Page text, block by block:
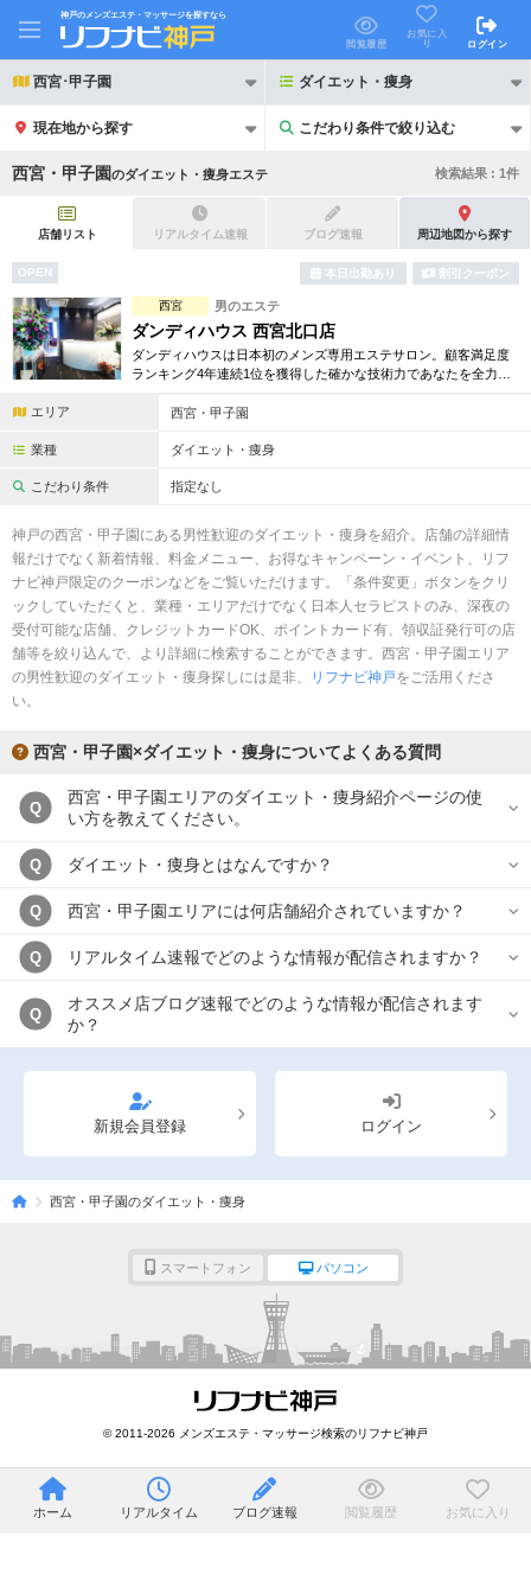
神戸のメンズエステ・マッサージを探すなら
閲覧履歴
お気に入
り
ログイン
西宮･甲子園 ダイエット・痩身
現在地から探す こだわり条件で絞り込む
こだわり条件で絞り込む
21時以降も受付
初回割引あり リピーター割引あり
キャッシュレス決済OK
2名様歓迎
完全個室 半個室あり
ペアルームあり シャワー室完備
フットバスあり 岩盤浴あり
専用駐車場あり 有資格者在籍
駅から徒歩5分以内
こだわり条件を変更
西宮・甲子園のダイエット・痩身エステ 検索結果 : 1件
店舗リスト リアルタイム速報 ブログ速報 周辺地図から探す
OPEN 本日出勤あり 割引クーポン
西宮 男のエステ
ダンディハウス 西宮北口店
ダンディハウスは日本初のメンズ専用エステサロン。顧客満足度
ランキング4年連続1位を獲得した確かな技術力であなたを全力サ
ースも取り揃えています。
エリア 西宮・甲子園
業種 ダイエット・痩身
こだわり条件 指定なし
神戸の西宮・甲子園にある男性歓迎のダイエット・痩身を紹介。店舗の詳細情
報だけでなく新着情報、料金メニュー、お得なキャンペーン・イベント、リフ
ナビ神戸限定のクーポンなどをご覧いただけます。「条件変更」ボタンをクリ
ックしていただくと、業種・エリアだけでなく日本人セラピストのみ、深夜の
受付可能な店舗、クレジットカードOK、ポイントカード有、領収証発行可の店
舗等を絞り込んで、より詳細に検索することができます。西宮・甲子園エリア
の男性歓迎のダイエット・痩身探しには是非、
リフナビ神戸をご活用くださ
い。
西宮・甲子園×ダイエット・痩身についてよくある質問
Q
西宮・甲子園エリアのダイエット・痩身紹介ページの使
い方を教えてください。
Q ダイエット・痩身とはなんですか？
Q 西宮・甲子園エリアには何店舗紹介されていますか？
Q リアルタイム速報でどのような情報が配信されますか？
Q
オススメ店ブログ速報でどのような情報が配信されます
か？
新規会員登録 ログイン
西宮・甲子園のダイエット・痩身
スマートフォン パソコン
© 2011-2026 メンズエステ・マッサージ検索のリフナビ神戸
ホーム リアルタイム ブログ速報 閲覧履歴 お気に入り